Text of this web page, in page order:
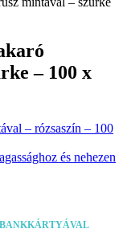
– 100 x
– rózsaszín – 100
és nehezen